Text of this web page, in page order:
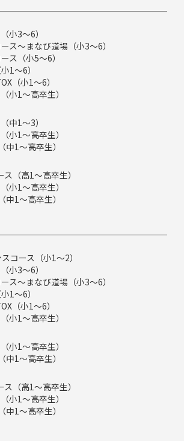
小3～6）
ス～まなび道場（小3～6）
ス（小5～6）
1～6）
（小1～6）
小1～高卒生）
中1～3）
小1～高卒生）
1～高卒生）
（高1～高卒生）
小1～高卒生）
1～高卒生）
コース（小1～2）
小3～6）
ス～まなび道場（小3～6）
1～6）
（小1～6）
小1～高卒生）
小1～高卒生）
1～高卒生）
（高1～高卒生）
小1～高卒生）
1～高卒生）